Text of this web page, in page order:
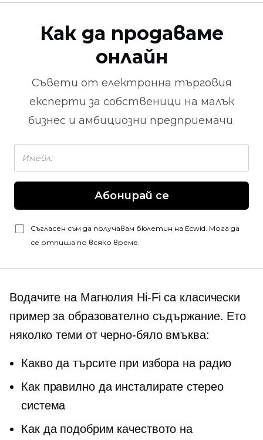
Как да продаваме
онлайн
Съвети от електронна търговия
експерти за собственици на малък
бизнес и амбициозни предприемачи.
Абонирай се
Съгласен съм да получавам бюлетин на Ecwid. Мога да
се отпиша по всяко време.
Водачите на Магнолия Hi-Fiса класически
пример за образователно съдържание. Ето
няколко теми от черно-бяловмъква:
Какво да търсите при избора на радио
Как правилно да инсталирате стерео
система
Как да подобрим качеството на